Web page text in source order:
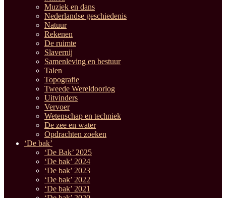
Muziek en dans
Nederlandse geschiedenis
Natuur
Rekenen
De ruimte
Slavernij
Samenleving en bestuur
Talen
Topografie
Tweede Wereldoorlog
Uitvinders
Vervoer
Wetenschap en techniek
De zee en water
Opdrachten zoeken
‘De bak’
‘De Bak’ 2025
‘De bak’ 2024
‘De bak’ 2023
‘De bak’ 2022
‘De bak’ 2021